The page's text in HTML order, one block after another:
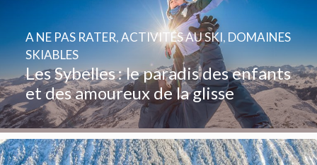
Les Sybelles : le paradis des enfants
et des amoureux de la glisse
A NE PAS RATER,ACTIVITÉS AU SKI, DOMAINES
SKIABLES